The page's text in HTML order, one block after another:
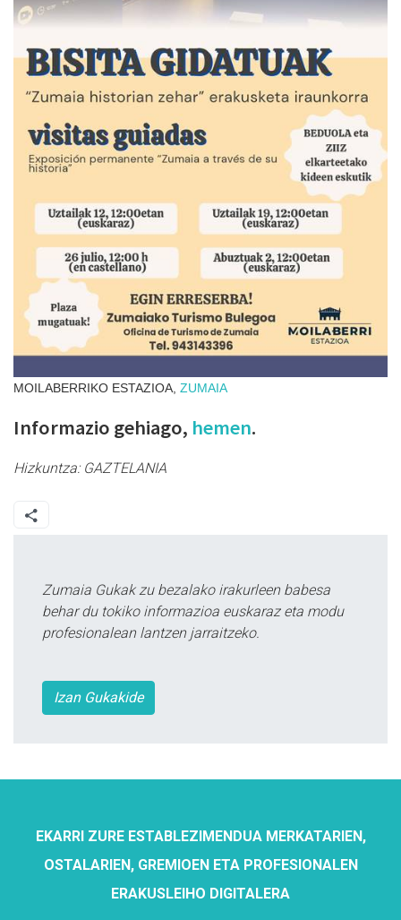
MOILABERRIKO ESTAZIOA, ZUMAIA
Informazio gehiago, hemen.
Hizkuntza: GAZTELANIA
Zumaia Gukak zu bezalako irakurleen babesa
behar du tokiko informazioa euskaraz eta modu
profesionalean lantzen jarraitzeko.
Izan Gukakide
EKARRI ZURE ESTABLEZIMENDUA MERKATARIEN,
OSTALARIEN, GREMIOEN ETA PROFESIONALEN
ERAKUSLEIHO DIGITALERA